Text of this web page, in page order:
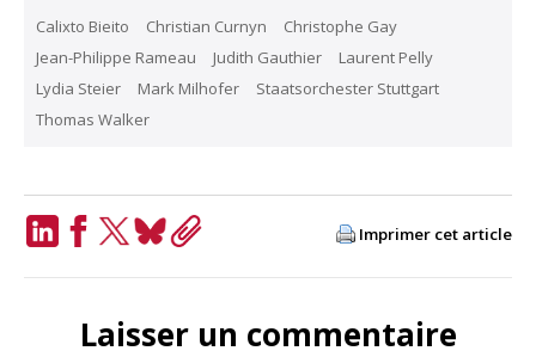
Calixto Bieito Christian Curnyn
Christophe Gay
Jean-Philippe Rameau
Judith Gauthier
Laurent Pelly
Lydia Steier
Mark Milhofer
Staatsorchester Stuttgart
Thomas Walker
Imprimer cet article
Laisser un commentaire